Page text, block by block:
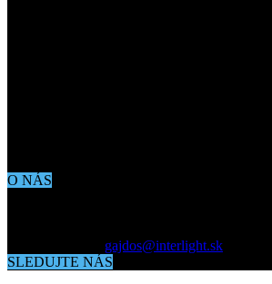
O NÁS
gajdos@interlight.sk
SLEDUJTE NÁS